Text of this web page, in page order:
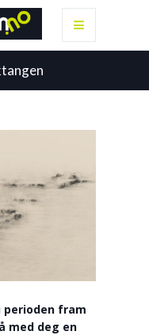
perioden fram
med deg en